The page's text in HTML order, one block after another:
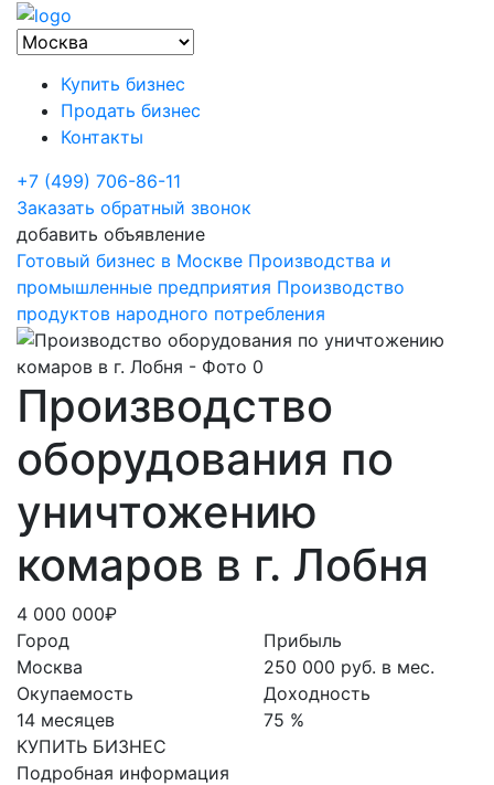
Купить бизнес
Продать бизнес
Контакты
+7 (499) 706-86-11
Заказать обратный звонок
добавить объявление
Готовый бизнес в Москве Производства и
промышленные предприятия Производство
продуктов народного потребления
Производство
оборудования по
уничтожению
комаров в г. Лобня
4 000 000₽
Город
Москва
Окупаемость
14 месяцев
КУПИТЬ БИЗНЕС
Прибыль
250 000 руб. в мес.
Доходность
75 %
Подробная информация